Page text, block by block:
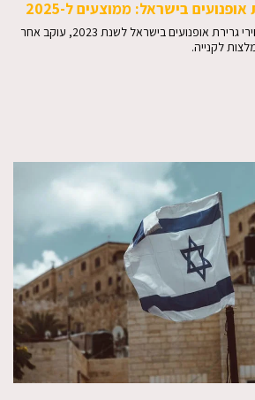
בישראל: ממוצעים ל-2025
המאמר מציג השוואה בין מחירי גרירת אופנועים בישראל לשנת 2023, עוקב אחר
לקנייה.